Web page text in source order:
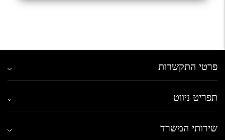
פרטי התקשרות
תפריט ניווט
שירותי המשרד